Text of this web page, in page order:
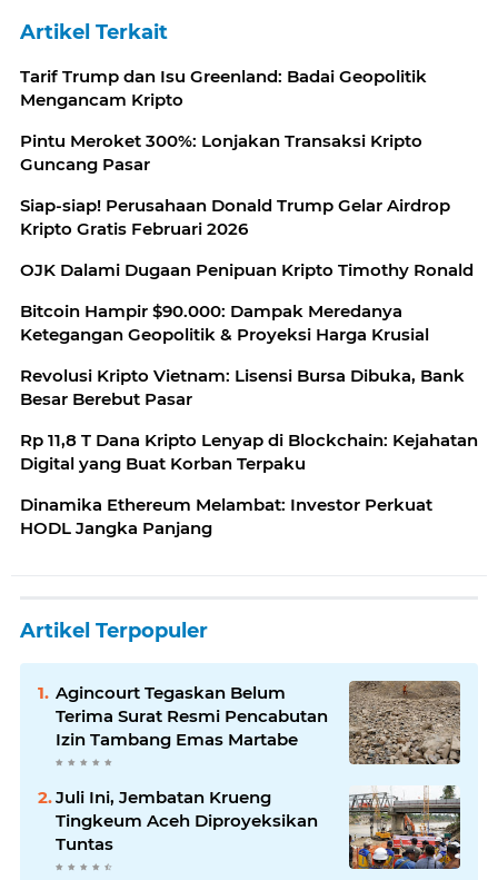
Artikel Terkait
Tarif Trump dan Isu Greenland: Badai Geopolitik
Mengancam Kripto
Pintu Meroket 300%: Lonjakan Transaksi Kripto
Guncang Pasar
Siap-siap! Perusahaan Donald Trump Gelar Airdrop
Kripto Gratis Februari 2026
OJK Dalami Dugaan Penipuan Kripto Timothy Ronald
Bitcoin Hampir $90.000: Dampak Meredanya
Ketegangan Geopolitik & Proyeksi Harga Krusial
Revolusi Kripto Vietnam: Lisensi Bursa Dibuka, Bank
Besar Berebut Pasar
Rp 11,8 T Dana Kripto Lenyap di Blockchain: Kejahatan
Digital yang Buat Korban Terpaku
Dinamika Ethereum Melambat: Investor Perkuat
HODL Jangka Panjang
Artikel Terpopuler
Agincourt Tegaskan Belum
Terima Surat Resmi Pencabutan
Izin Tambang Emas Martabe
Juli Ini, Jembatan Krueng
Tingkeum Aceh Diproyeksikan
Tuntas